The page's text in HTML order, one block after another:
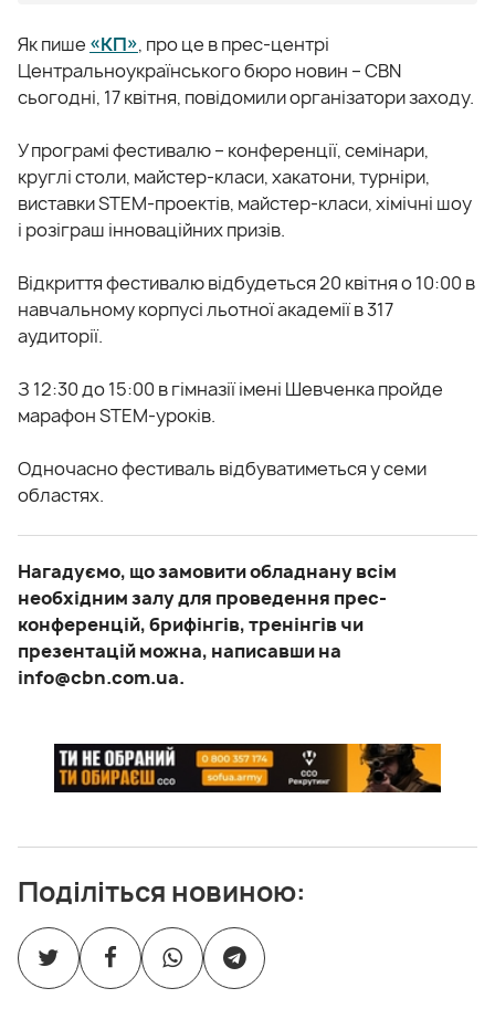
Як пише «КП», про це в прес-центрі
Центральноукраїнського бюро новин – CBN
сьогодні, 17 квітня, повідомили організатори заходу.
У програмі фестивалю – конференції, семінари,
круглі столи, майстер-класи, хакатони, турніри,
виставки STEM-проектів, майстер-класи, хімічні шоу
і розіграш інноваційних призів.
Відкриття фестивалю відбудеться 20 квітня о 10:00 в
навчальному корпусі льотної академії в 317
аудиторії.
З 12:30 до 15:00 в гімназії імені Шевченка пройде
марафон STEM-уроків.
Одночасно фестиваль відбуватиметься у семи
областях.
Нагадуємо, що замовити обладнану всім
необхідним залу для проведення прес-
конференцій, брифінгів, тренінгів чи
презентацій можна, написавши на
info@cbn.com.ua.
Поділіться новиною: